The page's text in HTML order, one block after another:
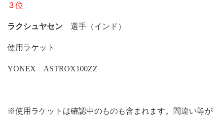
３位
ラクシュヤセン 選手（インド）
使用ラケット
YONEX ASTROX100ZZ
※使用ラケットは確認中のものも含まれます。間違い等が